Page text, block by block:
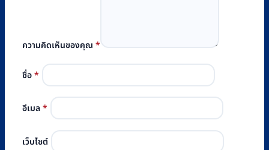
ความคิดเห็นของคุณ *
ชื่อ*
อีเมล*
เว็บไซต์